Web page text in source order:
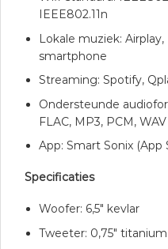
IEEE802.11n
Lokale muziek:
smartphone
Streaming: Spotify,
Ondersteunde
FLAC, MP3, PCM, WAV
App: Smart Sonix (App
Specificaties
Woofer: 6,5″ kevlar
Tweeter: 0,75″ titanium